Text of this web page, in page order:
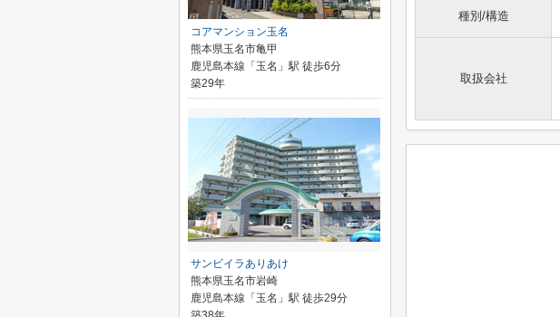
種別/構造
取扱会社
コアマンション玉名
熊本県玉名市亀甲
鹿児島本線「玉名」駅 徒歩6分
築29年
サンビイラありあけ
熊本県玉名市岩崎
鹿児島本線「玉名」駅 徒歩29分